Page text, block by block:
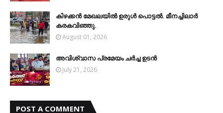
കിഴക്കന്‍ മേഖലയില്‍ ഉരുള്‍ പൊട്ടല്‍. മീനച്ചിലാര്‍
കരകവിഞ്ഞു.
August 01, 2026
അവിശ്വാസ പ്രമേയം ചര്‍ച്ച ഉടന്‍
July 21, 2026
POST A COMMENT